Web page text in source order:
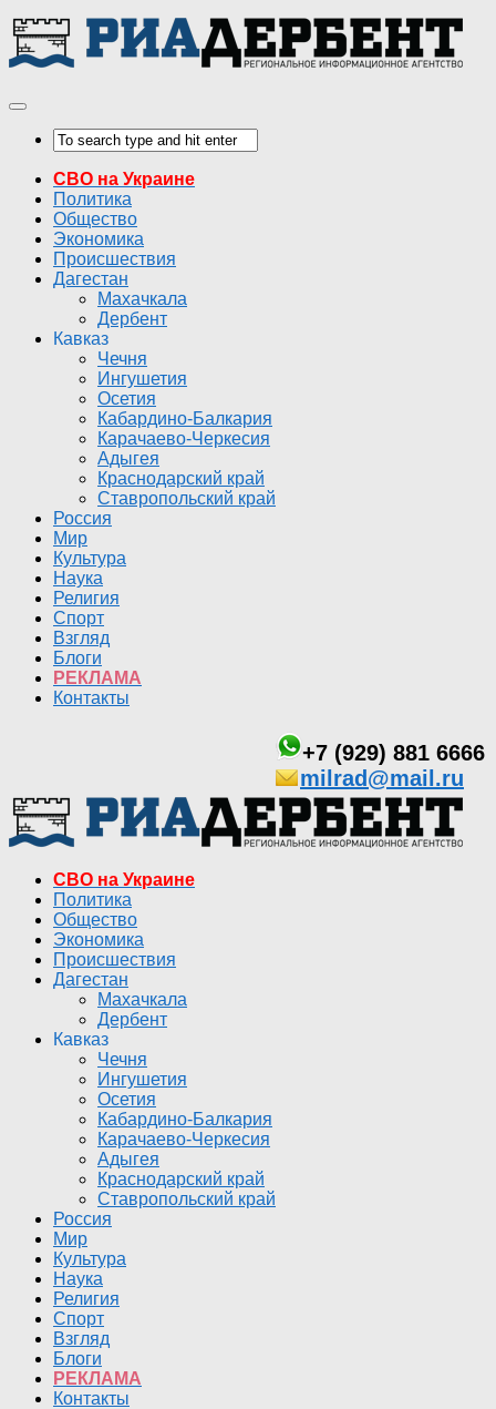
СВО на Украине
Политика
Общество
Экономика
Происшествия
Дагестан
Махачкала
Дербент
Кавказ
Чечня
Ингушетия
Осетия
Кабардино-Балкария
Карачаево-Черкесия
Адыгея
Краснодарский край
Ставропольский край
Россия
Мир
Культура
Наука
Религия
Спорт
Взгляд
Блоги
РЕКЛАМА
Контакты
+7 (929) 881 6666
milrad@mail.ru
СВО на Украине
Политика
Общество
Экономика
Происшествия
Дагестан
Махачкала
Дербент
Кавказ
Чечня
Ингушетия
Осетия
Кабардино-Балкария
Карачаево-Черкесия
Адыгея
Краснодарский край
Ставропольский край
Россия
Мир
Культура
Наука
Религия
Спорт
Взгляд
Блоги
РЕКЛАМА
Контакты